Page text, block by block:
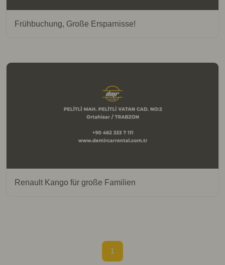
Frühbuchung, Große Ersparnisse!
Renault Kango für große Familien
1